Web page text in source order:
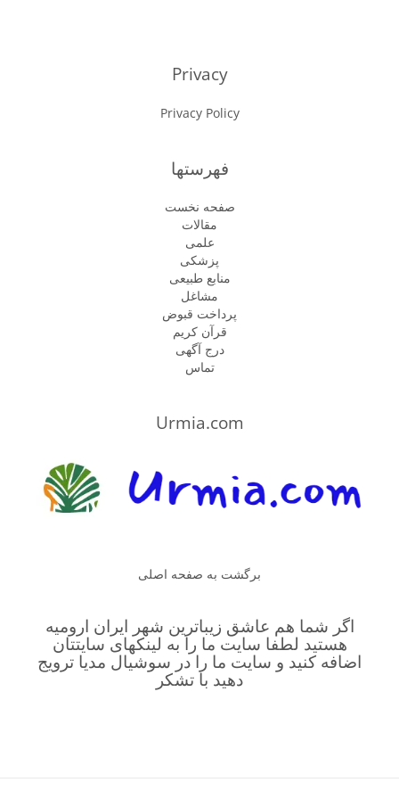
Privacy
Privacy Policy
فهرستها
صفحه نخست
مقالات
علمی
پزشكى
منابع طبیعی
مشاغل
پرداخت قبوض
قرآن کریم
درج آگهی
تماس
Urmia.com
برگشت به صفحه اصلی
اگر شما هم عاشق زیباترین شهر ایران ارومیه
هستید لطفا سایت ما را به لینکهای سایتتان
اضافه کنید و سایت ما را در سوشیال مدیا ترویج
دهید با تشکر